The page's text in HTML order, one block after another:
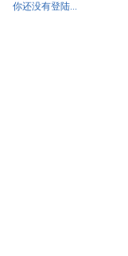
你还没有登陆...